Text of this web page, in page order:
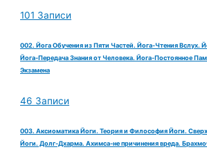
101 Записи
002. Йога Обучения из Пяти Частей. Йога-Чтения Вслух.
Йога-Передача Знания от Человека. Йога-Постоянное
Экзамена
46 Записи
003. Аксиоматика Йоги. Теория и Философия Йоги.
Йоги. Долг-Дхарма. Ахимса-не причинения вреда.